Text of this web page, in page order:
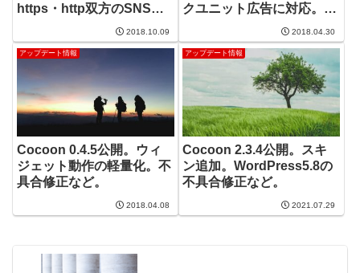
https・http双方のSNSカ
ウント取得機能追加。
2018.10.09
クユニット広告に対応。マ
2018.04.30
アップデート情報
Cocoon 0.4.5公開。ウィ
ジェット動作の軽量化。不
具合修正など。
2018.04.08
アップデート情報
Cocoon 2.3.4公開。スキ
ン追加。WordPress5.8の
不具合修正など。
2021.07.29